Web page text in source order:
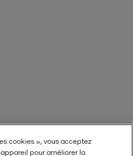
cookies », vous acceptez
pour améliorer la